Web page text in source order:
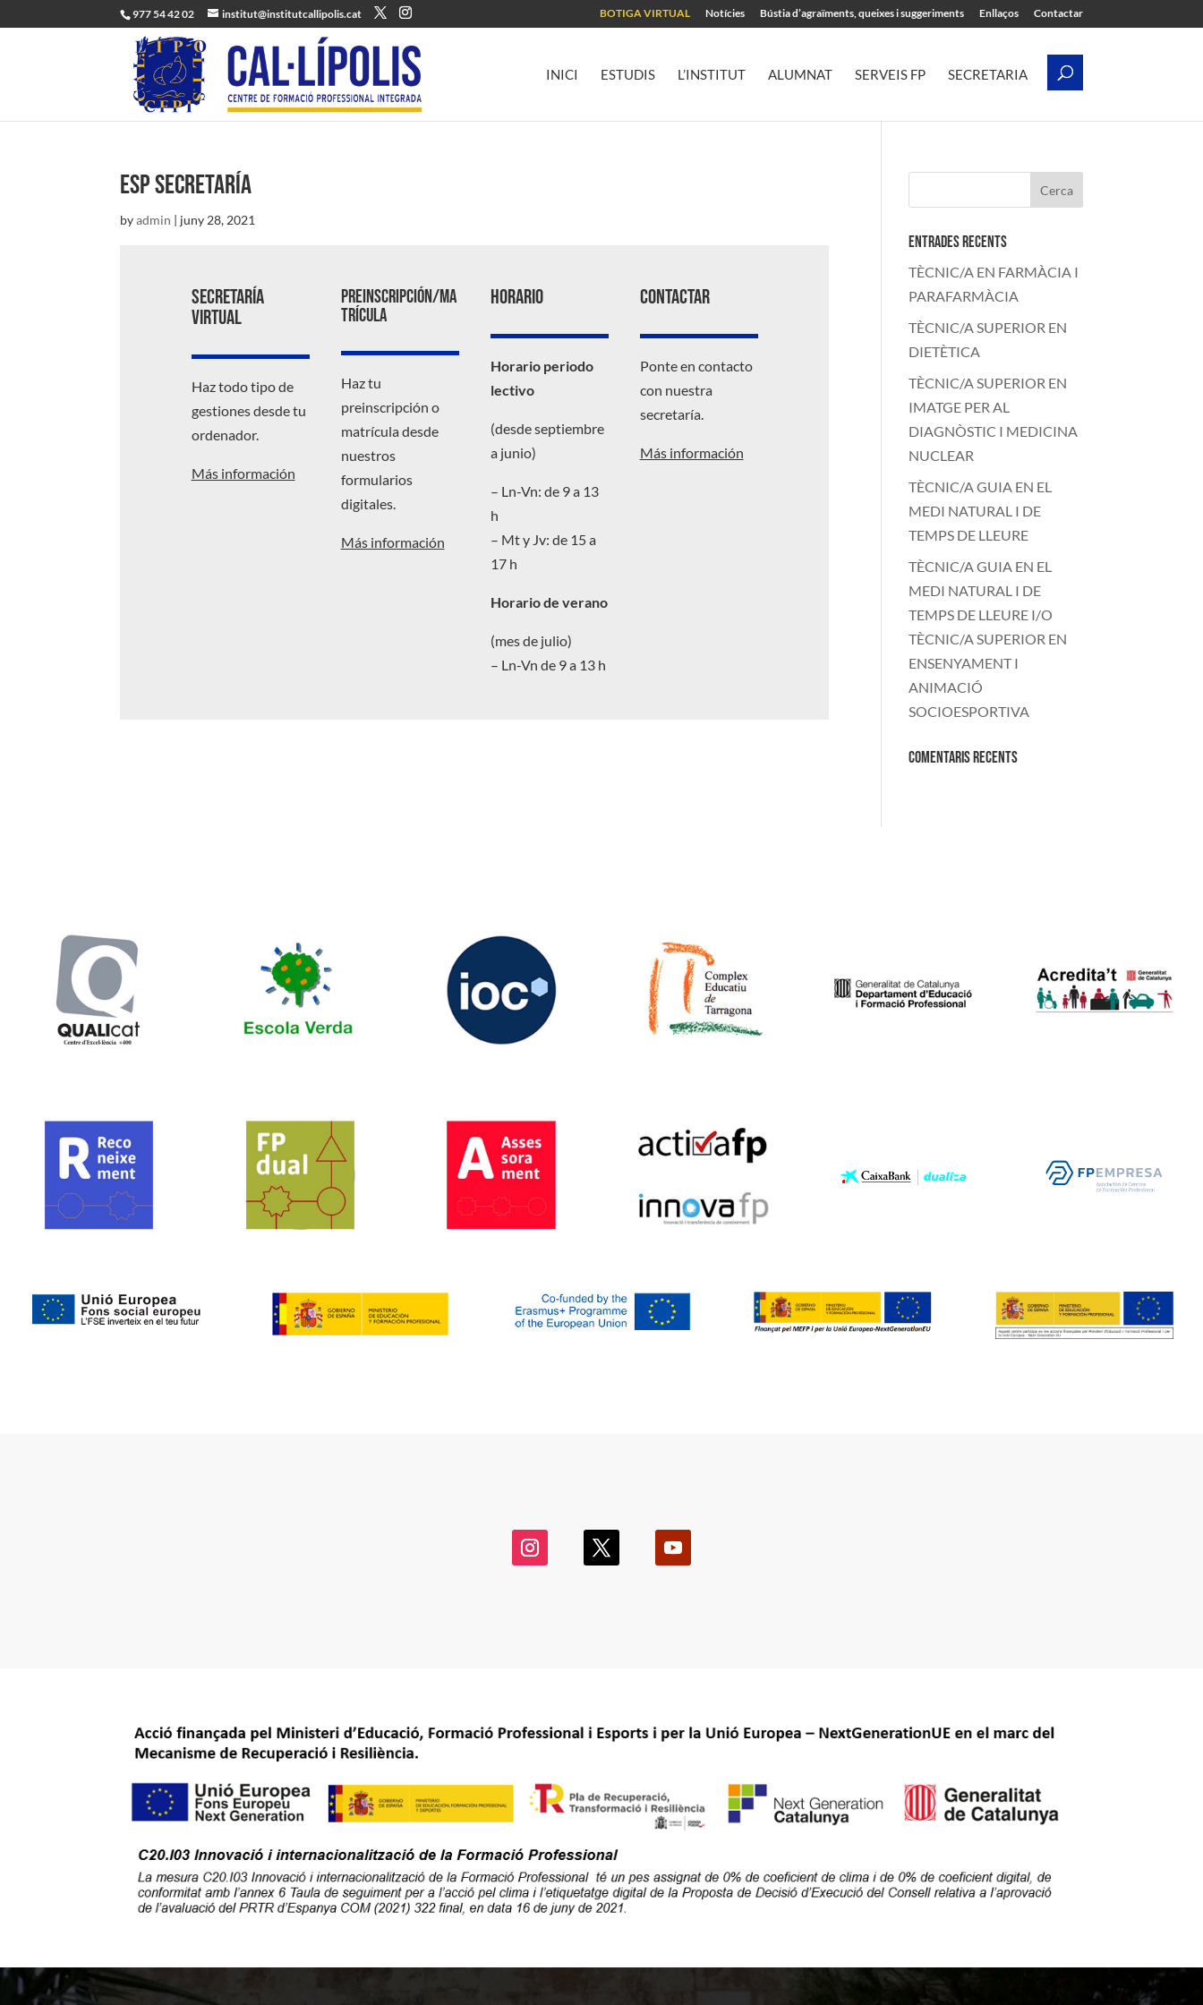
977 54 42 02 institut@institutcallipolis.cat BOTIGA VIRTUAL Notícies Bústia d’agraïments, queixes i suggeriments Enllaços Contactar
INICI ESTUDIS L’INSTITUT ALUMNAT SERVEIS FP SECRETARIA
ESP Secretaría
byadmin | juny 28, 2021
Secretaría
virtual
Haz todo tipo de
gestiones desde tu
ordenador.
Más información
Preinscripción/ma
trícula
Haz tu
preinscripción o
matrícula desde
nuestros
formularios
digitales.
Más información
Horario
Horario periodo
lectivo
(desde septiembre
a junio)
– Ln-Vn: de 9 a 13
h
– Mt y Jv: de 15 a
17 h
Horario de verano
(mes de julio)
– Ln-Vn de 9 a 13 h
Contactar
Ponte en contacto
con nuestra
secretaría.
Más información
Entrades recents
TÈCNIC/A EN FARMÀCIA I
PARAFARMÀCIA
TÈCNIC/A SUPERIOR EN
DIETÈTICA
TÈCNIC/A SUPERIOR EN
IMATGE PER AL
DIAGNÒSTIC I MEDICINA
NUCLEAR
TÈCNIC/A GUIA EN EL
MEDI NATURAL I DE
TEMPS DE LLEURE
TÈCNIC/A GUIA EN EL
MEDI NATURAL I DE
TEMPS DE LLEURE I/O
TÈCNIC/A SUPERIOR EN
ENSENYAMENT I
ANIMACIÓ
SOCIOESPORTIVA
Comentaris recents